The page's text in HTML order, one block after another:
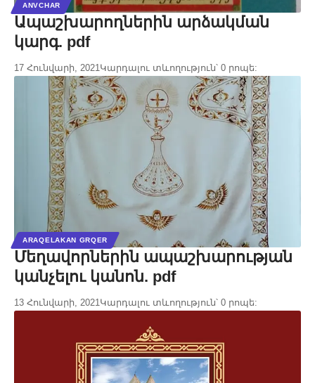
ANVCHAR
Ապաշխարողներին արձակման
կարգ. pdf
17 Հունվարի, 2021 Կարդալու տևողություն՝ 0 րոպե:
ARAQELAKAN GRQER
Մեղավորներին ապաշխարության
կանչելու կանոն. pdf
13 Հունվարի, 2021Կարդալու տևողություն՝ 0 րոպե: